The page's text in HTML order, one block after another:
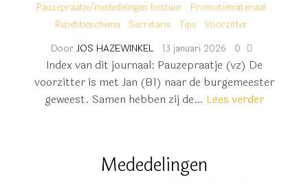
Pauzepraatje/mededelingen bestuur
Promotiemateriaal
Repetitieschema
Secretaris Tips Voorzitter
Door JOS HAZEWINKEL 13 januari 2026 0
Index van dit journaal: Pauzepraatje (vz) De
voorzitter is met Jan (B1) naar de burgemeester
geweest. Samen hebben zij de… Lees verder
Mededelingen